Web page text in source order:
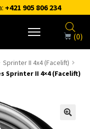
+421 905 806 234
(0)
Sprinter II 4x4 (Facelift)
Sprinter II 4×4 (Facelift)